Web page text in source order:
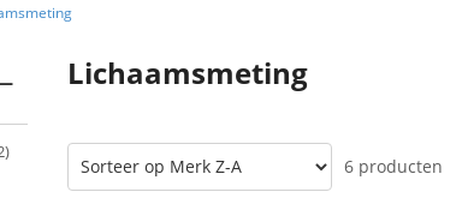
Lichaamsmeting
6 producten